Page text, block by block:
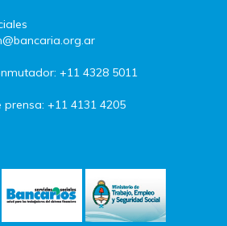
+11 4328 5011
+11 4131 4205